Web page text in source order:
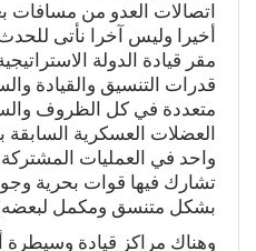
اتصالات العدو من مسافات
أخيرا وليس آخرا نأتى
مقر قيادة الدولة
قدرات التنسيق والقيادة
متعددة في كل الظروف
العضلات العسكرية
واحد في العمليات
تشارك فيها قوات بحرية
بشكل متنسق ومكمل
وهناك مراكز قيادة